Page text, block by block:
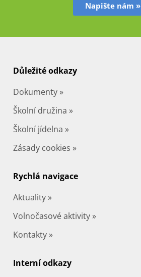
Napište nám »
Důležité odkazy
Dokumenty »
Školní družina »
Školní jídelna »
Zásady cookies »
Rychlá navigace
Aktuality »
Volnočasové aktivity »
Kontakty »
Interní odkazy